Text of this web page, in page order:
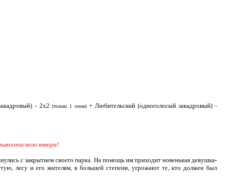
- 2x2 (только 1 сезон)+ Любительский (одноголосый закадровый) -
юмора!
с закрытием своего парка. На помощь им приходит новенькая девушка-
лесу и его жителям, в большей степени, угрожают те, кто должен был